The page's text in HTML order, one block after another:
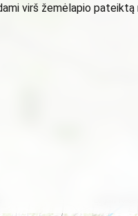
virš žemėlapio pateiktą